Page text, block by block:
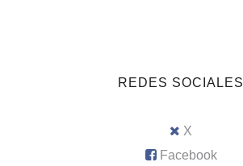
REDES SOCIALES
X
Facebook